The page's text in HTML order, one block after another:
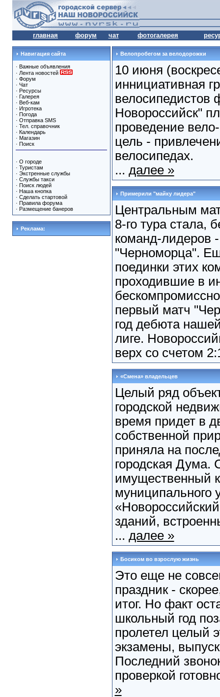
главная форум чат фотогалерея
Навигация сайта
· Важные объявления
· Лента новостей
· Форум
· Чат
· Ресурсы
· Галерея
· Веб-кам
· Игротека
· Погода
· Отправка SMS
· Тел. справочник
· Календарь
· Магазин
· Поиск
· О городе
· Туристам
· Экстренные службы
· Службы такси
· Поиск людей
· Наша кнопка
· Сделать стартовой
· Правила форума
· Размещение банеров
Реклама:
Велопробегом за велодорожки
10 июня
иннициативная
Новороссийск"
проведение
цель -
велосипедах.
... далее »
Примерили "майку лидера"
Центральным
8-го тура стала,
команд-лидеров
"Черноморца".
поединки этих
проходившие в
первый матч
год дебюта
лиге.
верх со счетом
«Смена» владельцев
Целый ряд
городской
время придет в
собственной
приняла на
городская Дума.
имущественный
муниципального
зданий,
... далее »
Босиком во взрослую жизнь
Это еще не
праздник -
итог. Но факт
школьный год
пролетел целый
экзамены,
Последний
проверкой
»